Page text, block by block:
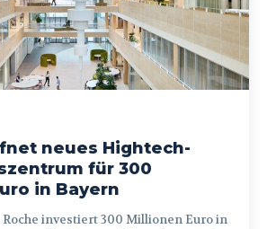
neues Hightech-
für 300
in Bayern